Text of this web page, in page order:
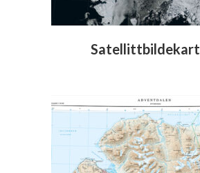
Satellittbildekart